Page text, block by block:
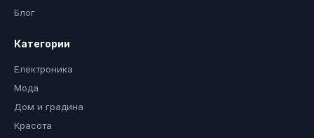
Блог
Категории
Електроника
Мода
Дом и градина
Красота